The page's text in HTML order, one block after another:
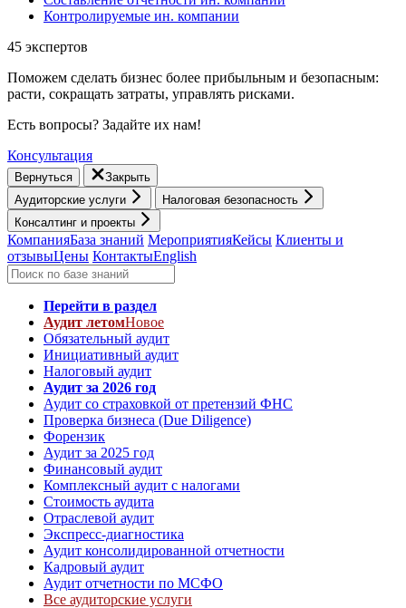
Контролируемые ин. компании
45 экспертов
Поможем сделать бизнес более прибыльным и безопасным:
расти, cокращать затраты, управлять рисками.
Есть вопросы? Задайте их нам!
Консультация
Вернуться
Закрыть
Аудиторские услуги
Налоговая безопасность
Консалтинг и проекты
КомпанияБаза знаний МероприятияКейсы Клиенты и
отзывыЦены КонтактыEnglish
Перейти в раздел
Аудит летомНовое
Обязательный аудит
Инициативный аудит
Налоговый аудит
Аудит за 2026 год
Аудит со страховкой от претензий ФНС
Проверка бизнеса (Due Diligence)
Форензик
Аудит за 2025 год
Финансовый аудит
Комплексный аудит с налогами
Стоимость аудита
Отраслевой аудит
Экспресс-диагностика
Аудит консолидированной отчетности
Кадровый аудит
Аудит отчетности по МСФО
Все аудиторские услуги